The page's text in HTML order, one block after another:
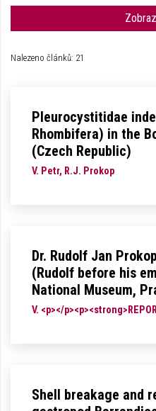
Nalezeno článků: 21
Pleurocystitidae
Rhombifera) in the
(Czech Republic)
V. Petr, R.J. Prokop
Dr. Rudolf Jan
(Rudolf before his
National Museum,
V. <p></
Shell breakage and